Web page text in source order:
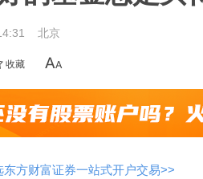
北京
收藏
方财富证券一站式开户交易>>